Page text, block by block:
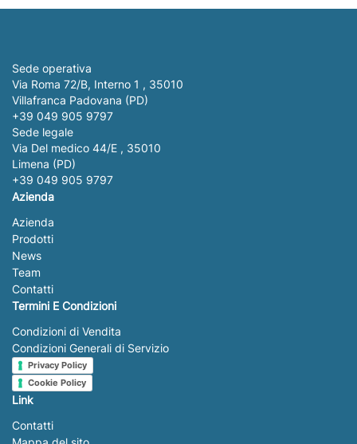
Sede operativa
Via Roma 72/B, Interno 1 , 35010
Villafranca Padovana (PD)
+39 049 905 9797
Sede legale
Via Del medico 44/E , 35010
Limena (PD)
+39 049 905 9797
Azienda
Azienda
Prodotti
News
Team
Contatti
Termini E Condizioni
Condizioni di Vendita
Condizioni Generali di Servizio
Privacy Policy
Cookie Policy
Link
Contatti